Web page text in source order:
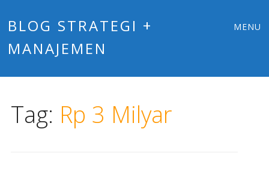
BLOG STRATEGI +
MANAJEMEN
MENU
Tag: Rp 3 Milyar